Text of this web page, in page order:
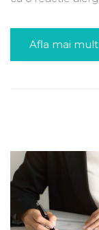
Afla mai mult